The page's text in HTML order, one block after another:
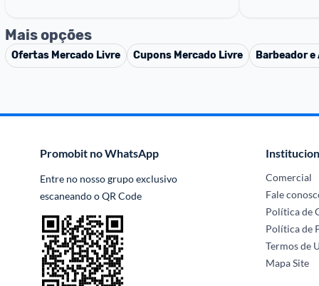
Mais opções
Ofertas Mercado Livre Cupons Mercado Livre Barbeador
Promobit no WhatsApp
Entre no nosso grupo exclusivo
escaneando o QR Code
Comercial
Fale
Política de
Política de
Termos de
Mapa Site